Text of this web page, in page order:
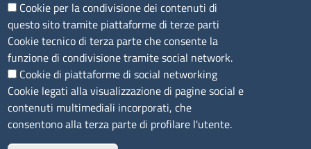
LINK UTILI
Segnalazione di illecito
Amministrazione Trasparente
Accesso riservato
Cookie per la condivisione dei contenuti di
questo sito tramite piattaforme di terze parti
Cookie tecnico di terza parte che consente la
funzione di condivisione tramite social network.
Cookie di piattaforme di social networking
Cookie legati alla visualizzazione di pagine social e
contenuti multimediali incorporati, che
consentono alla terza parte di profilare l'utente.